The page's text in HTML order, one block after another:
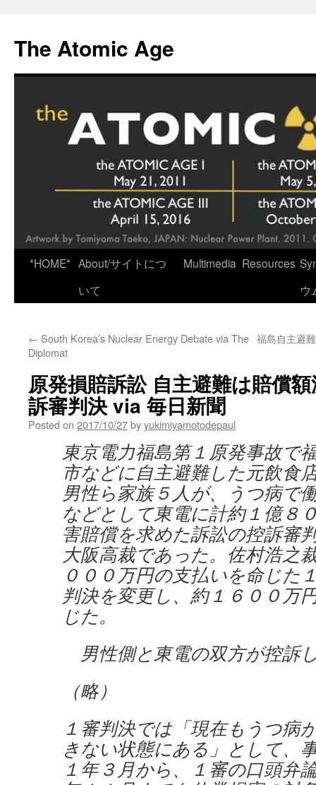
content
The Atomic Age
*HOME* About/サイトにつ
いて
Multimedia Resources
ウ
← South Korea’s Nuclear Energy Debate via The
Diplomat
福島自主避
原発損賠訴訟 自主避難は賠償
訴審判決 via 毎日新聞
Posted on 2017/10/27byyukimiyamotodepaul
東京電力福島第１原発事故で
市などに自主避難した元飲食
男性ら家族５人が、うつ病で
などとして東電に計約１億８
害賠償を求めた訴訟の控訴審
大阪高裁であった。佐村浩之
０００万円の支払いを命じた
判決を変更し、約１６００万
じた。
男性側と東電の双方が控訴
（略）
１審判決では「現在もうつ病
きない状態にある」として、
１年３月から、１審の口頭弁